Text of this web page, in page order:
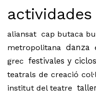
aliansat cap butaca
metropolitana danza
grec festivales y ciclos
teatrals de creació
institut del teatre